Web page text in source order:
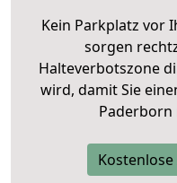
Kein Parkplatz vor
sorgen
Halteverbotszone
wird, damit Sie
Paderborn